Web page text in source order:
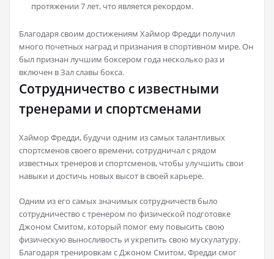
протяжении 7 лет, что является рекордом.
Благодаря своим достижениям Хаймор Фредди получил
много почетных наград и признания в спортивном мире. Он
был признан лучшим боксером года несколько раз и
включен в Зал славы бокса.
Сотрудничество с известными
тренерами и спортсменами
Хаймор Фредди, будучи одним из самых талантливых
спортсменов своего времени, сотрудничал с рядом
известных тренеров и спортсменов, чтобы улучшить свои
навыки и достичь новых высот в своей карьере.
Одним из его самых значимых сотрудничеств было
сотрудничество с тренером по физической подготовке
Джоном Смитом, который помог ему повысить свою
физическую выносливость и укрепить свою мускулатуру.
Благодаря тренировкам с Джоном Смитом, Фредди смог